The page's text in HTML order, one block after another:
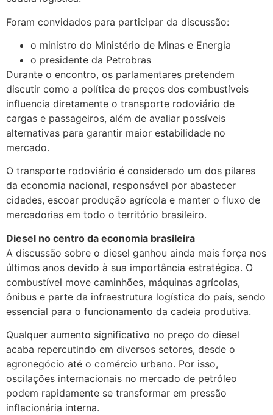
Foram convidados para participar da discussão:
o ministro do Ministério de Minas e Energia
o presidente da Petrobras
Durante o encontro, os parlamentares pretendem
discutir como a política de preços dos combustíveis
influencia diretamente o transporte rodoviário de
cargas e passageiros, além de avaliar possíveis
alternativas para garantir maior estabilidade no
mercado.
O transporte rodoviário é considerado um dos pilares
da economia nacional, responsável por abastecer
cidades, escoar produção agrícola e manter o fluxo de
mercadorias em todo o território brasileiro.
Diesel no centro da economia brasileira
A discussão sobre o diesel ganhou ainda mais força nos
últimos anos devido à sua importância estratégica. O
combustível move caminhões, máquinas agrícolas,
ônibus e parte da infraestrutura logística do país, sendo
essencial para o funcionamento da cadeia produtiva.
Qualquer aumento significativo no preço do diesel
acaba repercutindo em diversos setores, desde o
agronegócio até o comércio urbano. Por isso,
oscilações internacionais no mercado de petróleo
podem rapidamente se transformar em pressão
inflacionária interna.